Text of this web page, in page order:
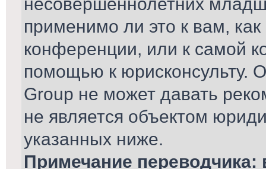
применимо ли это к вам,
конференции, или к самой
помощью к юрисконсульту.
Group не может давать
не является объектом
указанных ниже.
Примечание переводчика: